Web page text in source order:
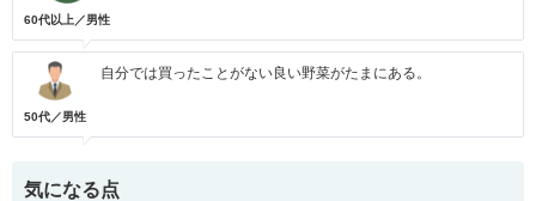
60代以上／男性
50代／男性
自分では買ったことがない良い野菜がたまにある。
気になる点